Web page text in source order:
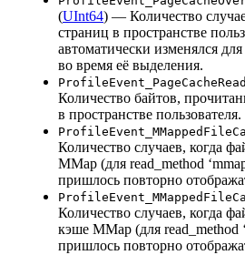
(UInt64) — Количество
страниц в пространстве
автоматически изменялся
во время её выделения.
Количество байтов,
в пространстве пользователя.
Количество случаев, когда
MMap (для read_method
пришлось повторно
Количество случаев, когда
кэше MMap (для read_method
пришлось повторно